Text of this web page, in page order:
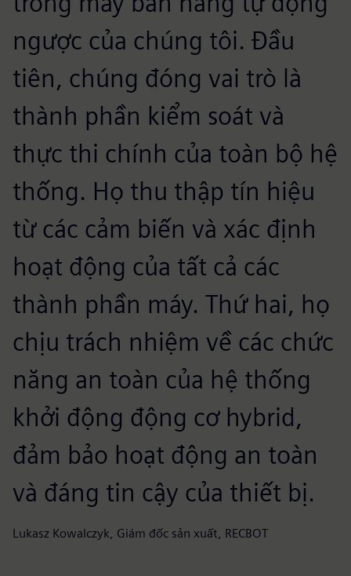
ngược của chúng tôi. Đầu
tiên, chúng đóng vai trò là
thành phần kiểm soát và
thực thi chính của toàn bộ hệ
thống. Họ thu thập tín hiệu
từ các cảm biến và xác định
hoạt động của tất cả các
thành phần máy. Thứ hai, họ
chịu trách nhiệm về các chức
năng an toàn của hệ thống
khởi động động cơ hybrid,
đảm bảo hoạt động an toàn
và đáng tin cậy của thiết bị.
Lukasz Kowalczyk, Giám đốc sản xuất, RECBOT